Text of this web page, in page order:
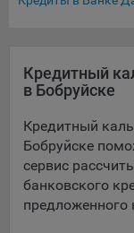
9.3. Файлы cookie
контента.
выборе
позволяют
выбранном
настраивать сайт.
9.4.
Кредитный
в Бобруйске
Кредитный
Бобруйске
сервис
банковского
предложенного